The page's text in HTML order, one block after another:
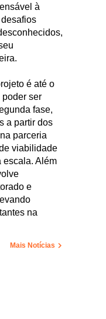
à
é até o
ser
fase,
a partir dos
parceria
viabilidade
escala. Além
e
na
Mais Notícias